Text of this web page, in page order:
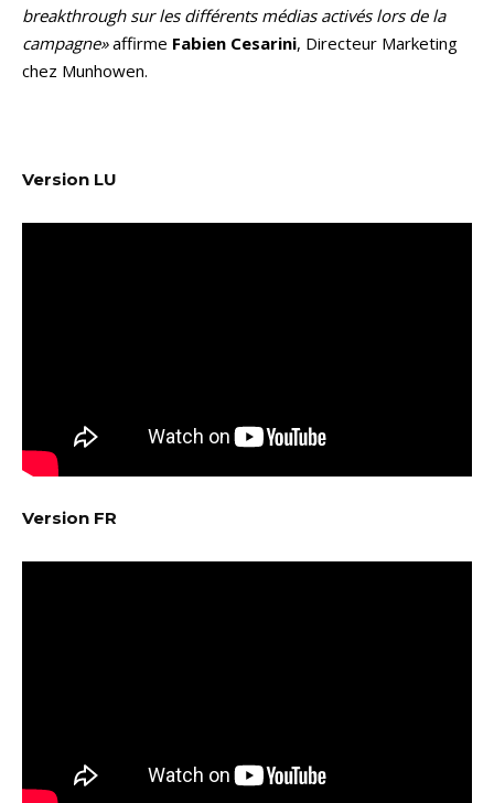
breakthrough sur les différents médias activés lors de la
campagne»affirme Fabien Cesarini, Directeur Marketing
chez Munhowen.
Version LU
Version FR